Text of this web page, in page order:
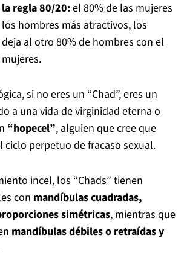
la regla 80/20:el 80% de las mujeres
hombres más atractivos, los
al otro 80% de hombres con el
si no eres un “Chad”, eres un
a una vida de virginidad eterna o
“hopecel”, alguien que cree que
ciclo perpetuo de fracaso sexual.
incel, los “Chads” tienen
con mandíbulas cuadradas,
simétricas, mientras que
mandíbulas débiles o retraídas y